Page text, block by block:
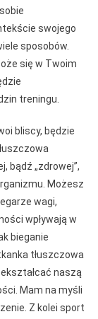
swojego
sposobów.
się w Twoim
treningu.
bliscy, będzie
bądź „zdrowej”,
Możesz
wagi,
wpływają w
bieganie
tłuszczowa
naszą
Mam na myśli
Z kolei sport